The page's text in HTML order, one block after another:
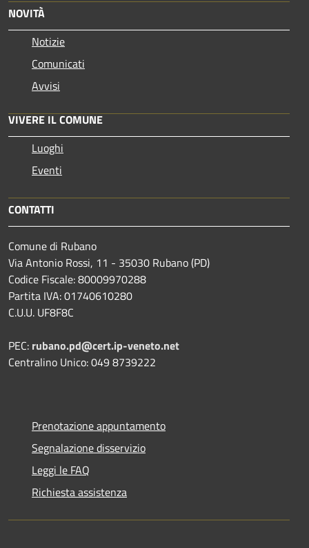
NOVITÀ
Notizie
Comunicati
Avvisi
VIVERE IL COMUNE
Luoghi
Eventi
CONTATTI
Comune di Rubano
Via Antonio Rossi, 11 - 35030 Rubano (PD)
Codice Fiscale: 80009970288
Partita IVA: 01740610280
C.U.U. UF8F8C
PEC: rubano.pd@cert.ip-veneto.net
Centralino Unico: 049 8739222
Prenotazione appuntamento
Segnalazione disservizio
Leggi le FAQ
Richiesta assistenza